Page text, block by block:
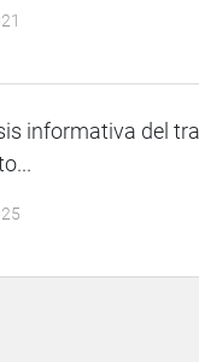
informativa del